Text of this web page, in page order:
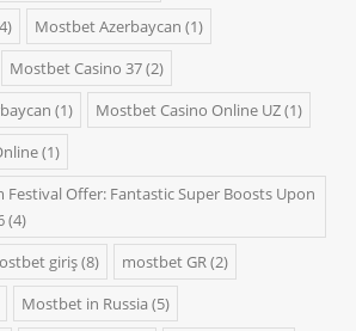
Mostbet Azerbaycan (1)
Mostbet Casino 37(2)
(1) Mostbet Casino Online UZ(1)
(1)
Offer: Fantastic Super Boosts Upon
(4)
giriş(8) mostbet GR (2)
Mostbet in Russia (5)